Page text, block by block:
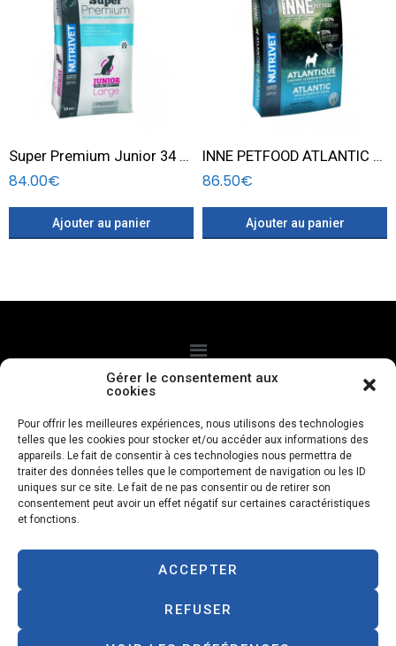
Gérer le consentement aux
cookies
Pour offrir les meilleures expériences, nous utilisons des technologies
telles que les cookies pour stocker et/ou accéder aux informations des
appareils. Le fait de consentir à ces technologies nous permettra de
traiter des données telles que le comportement de navigation ou les ID
uniques sur ce site. Le fait de ne pas consentir ou de retirer son
consentement peut avoir un effet négatif sur certaines caractéristiques
et fonctions.
ACCEPTER
REFUSER
Super Premium Junior 34 16 Large dogs 15 KG
84.00€
Ajouter au panier
INNE PETFOOD ATLANTIC 12 KG
86.50€
Ajouter au panier
Politique de cookies
Livraison à domicile
Designed with love bypetfood.re